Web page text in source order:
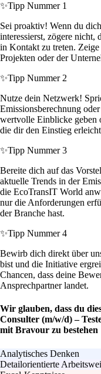
✨Tipp Nummer 1
Sei proaktiv! Wenn du
interessierst, zögere
in Kontakt zu treten. Zeige
Projekten oder der
✨Tipp Nummer 2
Nutze dein Netzwerk!
Emissionsberechnung
wertvolle Einblicke geben
die dir den Einstieg
✨Tipp Nummer 3
Bereite dich auf das
aktuelle Trends in der
die EcoTransIT World
nur die Anforderungen
der Branche hast.
✨Tipp Nummer 4
Bewirb dich direkt über
bist und die Initiative
Chancen, dass deine
Ansprechpartner landet.
Wir glauben, dass du
Consulter (m/w/d) –
mit Bravour zu bestehen
Analytisches Denken
Detailorientierte